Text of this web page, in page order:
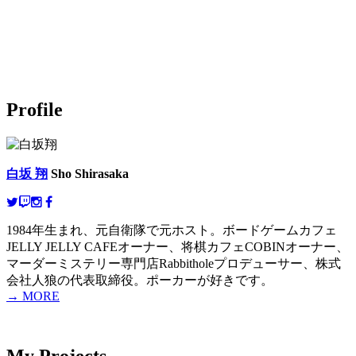
Profile
白坂 翔 Sho Shirasaka
1984年生まれ、元自衛隊で元ホスト。ボードゲームカフェ
JELLY JELLY CAFEオーナー、将棋カフェCOBINオーナー、
マーダーミステリー専門店Rabbitholeプロデューサー、株式
会社人狼の代表取締役。ポーカーが好きです。
→ MORE